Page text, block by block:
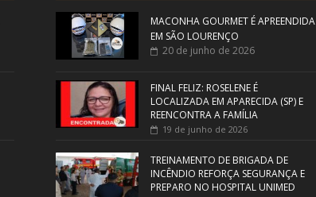
MACONHA GOURMET É APREENDIDA
EM SÃO LOURENÇO
20 de junho de 2026
FINAL FELIZ: ROSELENE É
LOCALIZADA EM APARECIDA (SP) E
REENCONTRA A FAMÍLIA
19 de junho de 2026
TREINAMENTO DE BRIGADA DE
INCÊNDIO REFORÇA SEGURANÇA E
PREPARO NO HOSPITAL UNIMED